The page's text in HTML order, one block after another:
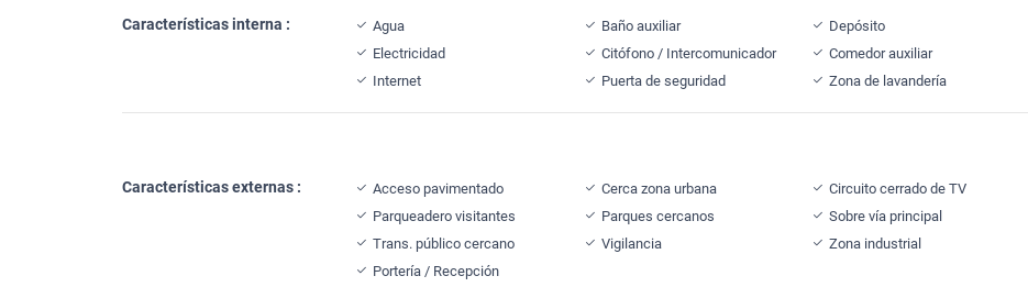
Características interna : Agua Baño auxiliar
Depósito
Electricidad
Citófono / Intercomunicador
Comedor auxiliar
Internet
Puerta de seguridad Zona de lavandería
Características externas : Acceso pavimentado Cerca zona urbana
Circuito cerrado de TV
Parqueadero visitantes
Parques cercanos
Sobre vía principal
Trans. público cercano
Vigilancia
Zona industrial
Portería / Recepción